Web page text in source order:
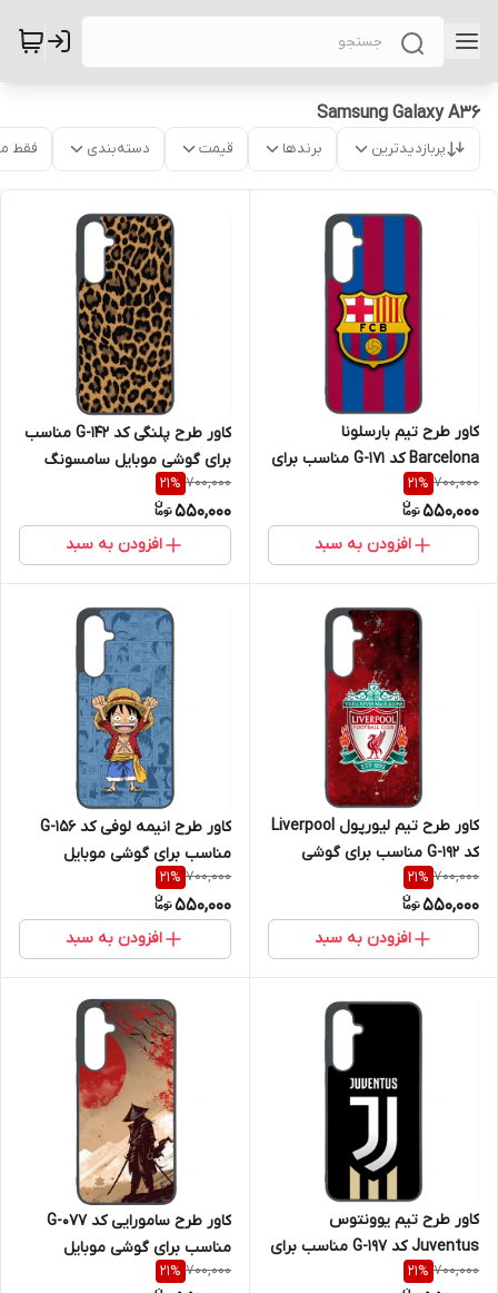
Samsung Galaxy A36
پربازدیدترین برندها قیمت دسته‌بندی فقط
کاور طرح تیم بارسلونا
Barcelona کد G-171 مناسب برای
A36
700,000
21%
550,000
افزودن به سبد
کاور طرح پلنگی کد G-142 مناسب
برای گوشی موبایل سامسونگ
Galaxy A36
700,000
21%
550,000
افزودن به سبد
کاور طرح تیم لیورپول Liverpool
کد G-192 مناسب برای گوشی
موبایل سامسونگ Galaxy A36
700,000
21%
550,000
افزودن به سبد
کاور طرح انیمه لوفی کد G-156
مناسب برای گوشی موبایل
سامسونگ Galaxy A36
700,000
21%
550,000
افزودن به سبد
کاور طرح تیم یوونتوس
Juventus کد G-197 مناسب برای
700,000
21%
کاور طرح سامورایی کد G-077
مناسب برای گوشی موبایل
سامسونگ Galaxy A36
700,000
21%